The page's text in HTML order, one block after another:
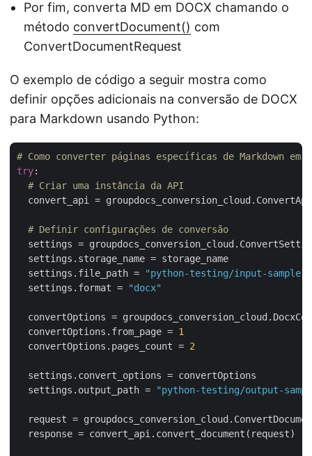
Por fim, converta MD em DOCX chamando o
método convertDocument() com
ConvertDocumentRequest
O exemplo de código a seguir mostra como
definir opções adicionais na conversão de DOCX
para Markdown usando Python:
# Como converter páginas específicas de Markdown em
try:
# Criar uma instância da API
convert_api =
# Definir configurações de conversão
settings =
  settings.storage_name = storage_name
  settings.file_path =
"python-testing/input-
  settings.format =
"docx"
convertOptions =
  convertOptions.from_page =
1
  convertOptions.pages_count =
2
  settings.convert_options = convertOptions
  settings.output_path =
"python-testing/output-
request =
  response = convert_api.convert_document(request)